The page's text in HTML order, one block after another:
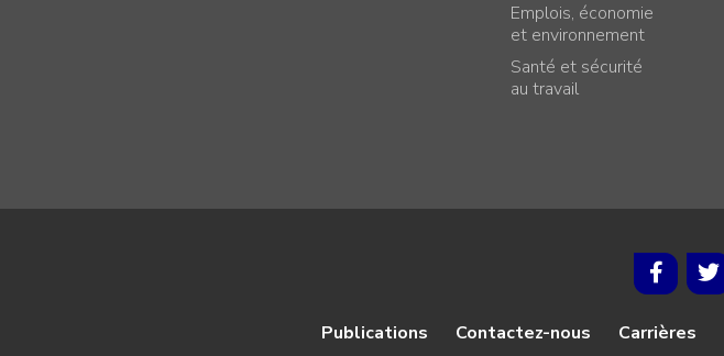
Emplois, économie
et environnement
Santé et sécurité
au travail
Publications Contactez-nous Carrières